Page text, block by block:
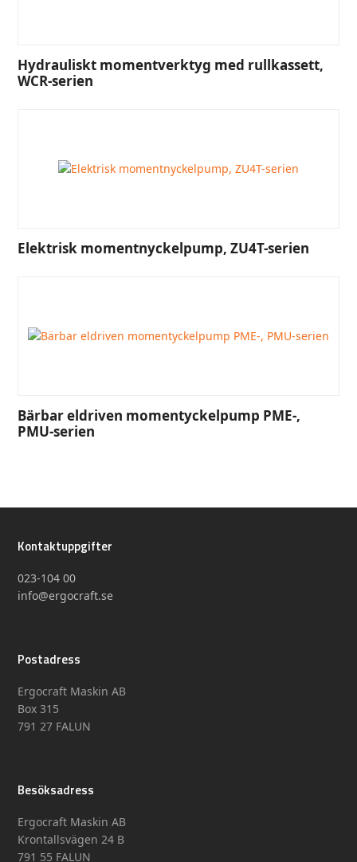
Hydrauliskt momentverktyg med rullkassett,
WCR-serien
Elektrisk momentnyckelpump, ZU4T-serien
Bärbar eldriven momentyckelpump PME-,
PMU-serien
Kontaktuppgifter
023-104 00
info@ergocraft.se
Postadress
Ergocraft Maskin AB
Box 315
791 27 FALUN
Besöksadress
Ergocraft Maskin AB
Krontallsvägen 24 B
791 55 FALUN